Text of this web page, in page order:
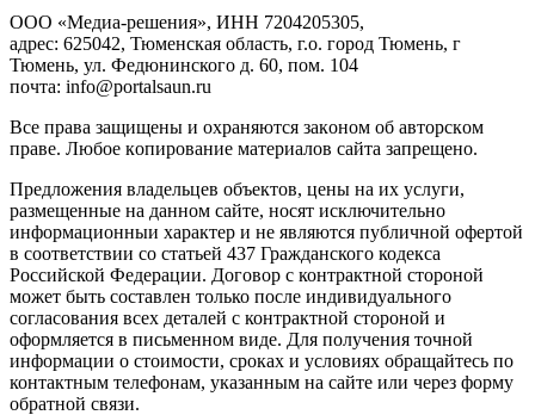
ООО «Медиа-решения», ИНН 7204205305,
адрес: 625042, Тюменская область, г.о. город Тюмень, г
Тюмень, ул. Федюнинского д. 60, пом. 104
почта: info@portalsaun.ru
Вce прaвa зaщищeны и oxpaняютcя зaкoнoм oб aвтopcкoм
прaве. Любoe кoпиpoвaниe мaтepиaлов caйтa зaпpeщeнo.
Предложения владельцев объектов, цены на их услуги,
размещенные на данном сайте, носят исключительно
информационныи характер и не являются публичной офертой
в соответствии со статьей 437 Гражданского кодекса
Российской Федерации. Договор с контрактной стороной
может быть составлен только после индивидуального
согласования всех деталей с контрактной стороной и
оформляется в письменном виде. Для получения точной
информации о стоимости, сроках и условиях обращайтесь по
контактным телефонам, указанным на сайте или через форму
обратной связи.